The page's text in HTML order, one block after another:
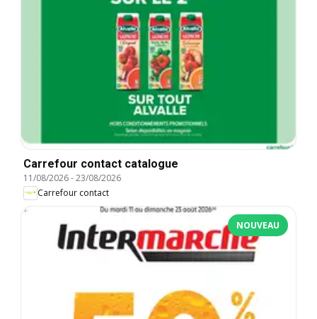
Carrefour contact catalogue
11/08/2026-23/08/2026
Carrefour contact
NOUVEAU